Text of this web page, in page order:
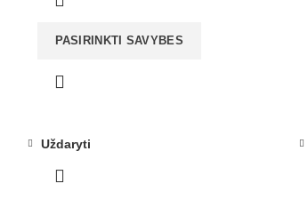
through
PASIRINKTI SAVYBES
Uždaryti